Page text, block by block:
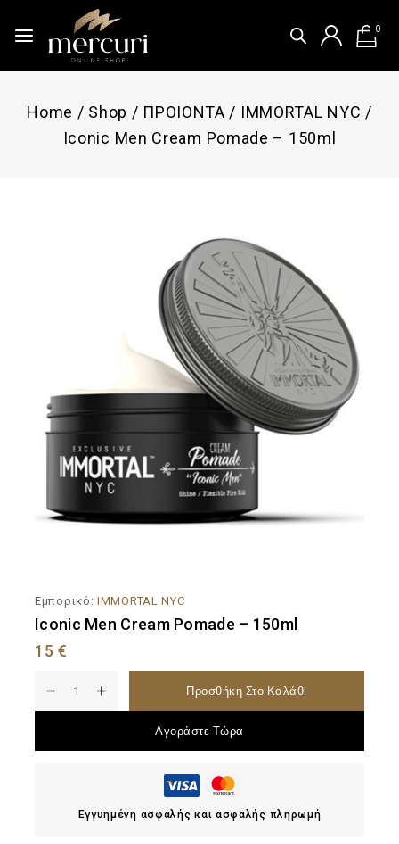
0
Home / Shop / ΠΡΟΙΟΝΤΑ / IMMORTAL NYC /
Iconic Men Cream Pomade – 150ml
Εμπορικό: IMMORTAL NYC
Iconic Men Cream Pomade – 150ml
15€
Προσθήκη Στο Καλάθι
Αγοράστε Τώρα
Εγγυημένη ασφαλής και ασφαλής πληρωμή